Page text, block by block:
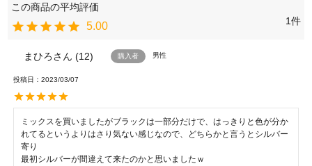
5.00 1
まひろ 12 購入者 男性
投稿日 2023/03/07
ミックスを買いましたがブラックは一部分だけで、はっきりと色が分か
れてるというよりはさり気ない感じなので、どちらかと言うとシルバー
寄り
最初シルバーが間違えて来たのかと思いましたｗ